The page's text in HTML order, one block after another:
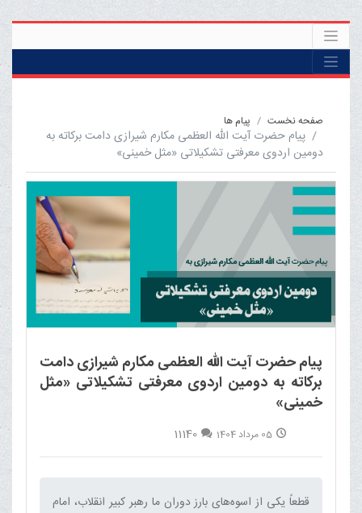
صفحه نخست پیام ها
پیام حضرت آیت الله العظمی مکارم شیرازی دامت برکاته به
دومین اردوی معرفتی تشکیلاتی «مثل خمینی»
پیام حضرت آیت الله العظمی مکارم شیرازی دامت
برکاته به دومین اردوی معرفتی تشکیلاتی «مثل
خمینی»
05 مرداد 1404 11140
قطعاً یکی از اسوه‌های بارز دوران ما رهبر کبیر انقلاب، امام